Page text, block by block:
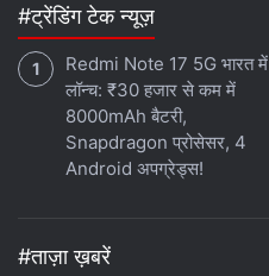
डिस्प्ले
प्रोसेसर
फ्रंट कैमरा
रियर कैमरा
स्टोरेज
#ट्रेंडिंग टेक न्यूज़
Redmi Note 17 5G भारत में
लॉन्च: ₹30 हजार से कम में
8000mAh बैटरी,
Snapdragon प्रोसेसर, 4
Android अपग्रेड्स!
#ताज़ा ख़बरें